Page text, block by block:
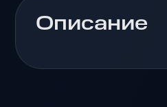
Описание